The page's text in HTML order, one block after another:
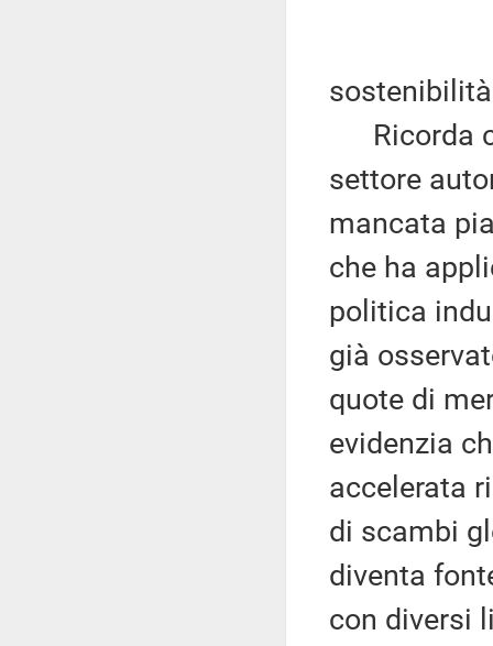
Ricorda
settore
mancata
che ha
politica
già
quote di
evidenzia
accelerata
di scambi
diventa
con diversi